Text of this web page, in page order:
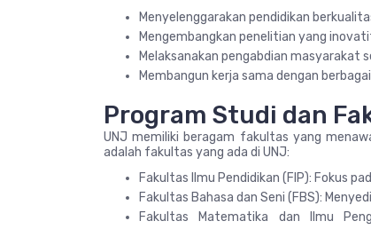
Menyelenggarakan pendidikan
Mengembangkan penelitian yang
Melaksanakan pengabdian masyarakat
Membangun kerja sama dengan
Program Studi dan
UNJ memiliki beragam fakultas yang
adalah fakultas yang ada di UNJ:
Fakultas Ilmu Pendidikan (FIP): Fokus
Fakultas Bahasa dan Seni (FBS):
Fakultas Matematika dan Ilmu